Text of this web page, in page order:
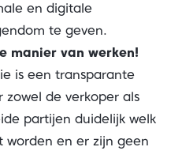
en digitale
te geven.
manier van werken!
is een transparante
zowel de verkoper als
partijen duidelijk welk
en er zijn geen